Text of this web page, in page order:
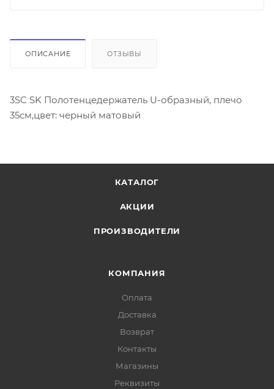
ОПИСАНИЕ ОТЗЫВЫ
3SC SK Полотенцедержатель U-образный, плечо
35см,цвет: черный матовый
КАТАЛОГ
АКЦИИ
ПРОИЗВОДИТЕЛИ
КОМПАНИЯ
Оплата
Доставка
Возврат
Контакты
Магазины
Реквизиты